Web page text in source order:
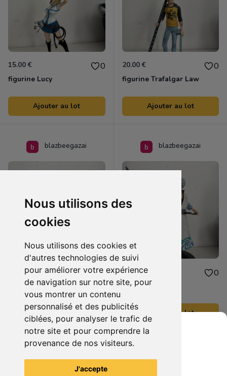
Nous utilisons des
cookies
Nous utilisons des cookies et
d'autres technologies de suivi
pour améliorer votre expérience
de navigation sur notre site, pour
vous montrer un contenu
personnalisé et des publicités
ciblées, pour analyser le trafic de
notre site et pour comprendre la
provenance de nos visiteurs.
J'accepte
15.00 € 0
figurine Lucy
Ajouter au lot
20.00 € 0
figurine Trafalgar Law
Ajouter au lot
blazbeegazai
20.00 € 0
figurine Franky
Ajouter au lot
blazbeegazai
20.00 € 0
figurine Gintoki
Ajouter au lot
Il n'y a pas plus d'articles liés à cette recherche. ;)
Grenier du Geek